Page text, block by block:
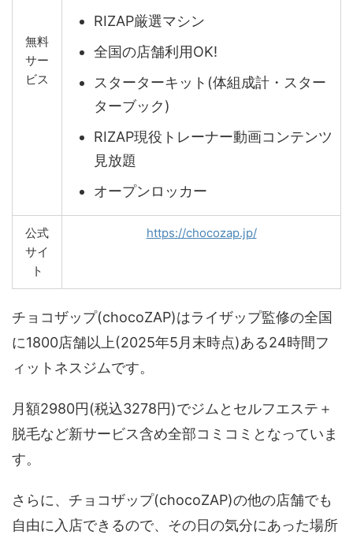
無料
サー
ビス
RIZAP厳選マシン
全国の店舗利用OK!
スターターキット(体組成計・スター
ターブック)
RIZAP現役トレーナー動画コンテンツ
見放題
オープンロッカー
公式
サイ
ト
https://chocozap.jp/
チョコザップ(chocoZAP)はライザップ監修の全国
に1800店舗以上(2025年5月末時点)ある24時間フ
ィットネスジムです。
月額2980円(税込3278円)でジムとセルフエステ＋
脱毛など新サービス含め全部コミコミとなっていま
す。
さらに、チョコザップ(chocoZAP)の他の店舗でも
自由に入店できるので、その日の気分にあった場所